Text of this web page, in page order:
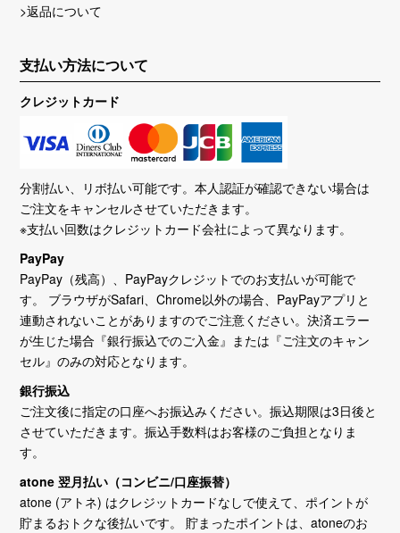
>返品について
支払い方法について
クレジットカード
分割払い、リボ払い可能です。本人認証が確認できない場合は
ご注文をキャンセルさせていただきます。
※支払い回数はクレジットカード会社によって異なります。
PayPay
PayPay（残高）、PayPayクレジットでのお支払いが可能で
す。 ブラウザがSafari、Chrome以外の場合、PayPayアプリと
連動されないことがありますのでご注意ください。決済エラー
が生じた場合『銀行振込でのご入金』または『ご注文のキャン
セル』のみの対応となります。
銀行振込
ご注文後に指定の口座へお振込みください。振込期限は3日後と
させていただきます。振込手数料はお客様のご負担となりま
す。
atone 翌月払い（コンビニ/口座振替）
atone (アトネ) はクレジットカードなしで使えて、ポイントが
貯まるおトクな後払いです。 貯まったポイントは、atoneのお